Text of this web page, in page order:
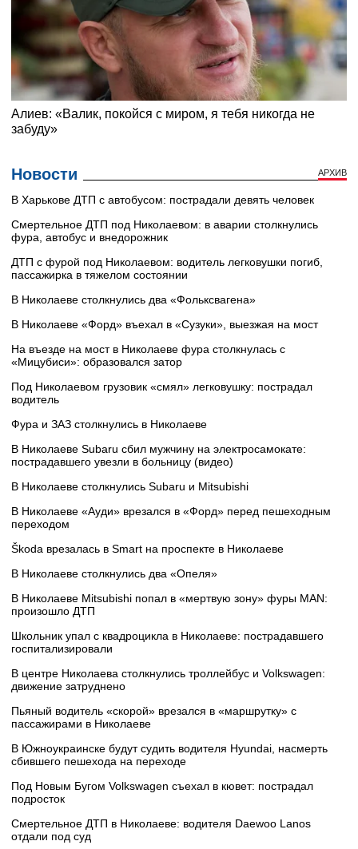
Новости АРХИВ
В Харькове ДТП с автобусом: пострадали девять человек
Смертельное ДТП под Николаевом: в аварии столкнулись
фура, автобус и внедорожник
ДТП с фурой под Николаевом: водитель легковушки погиб,
пассажирка в тяжелом состоянии
В Николаеве столкнулись два «Фольксвагена»
В Николаеве «Форд» въехал в «Сузуки», выезжая на мост
На въезде на мост в Николаеве фура столкнулась с
«Мицубиси»: образовался затор
Под Николаевом грузовик «смял» легковушку: пострадал
водитель
Фура и ЗАЗ столкнулись в Николаеве
В Николаеве Subaru сбил мужчину на электросамокате:
пострадавшего увезли в больницу (видео)
В Николаеве столкнулись Subaru и Mitsubishi
В Николаеве «Ауди» врезался в «Форд» перед пешеходным
переходом
Škoda врезалась в Smart на проспекте в Николаеве
В Николаеве столкнулись два «Опеля»
В Николаеве Mitsubishi попал в «мертвую зону» фуры MAN:
произошло ДТП
Школьник упал с квадроцикла в Николаеве: пострадавшего
госпитализировали
В центре Николаева столкнулись троллейбус и Volkswagen:
движение затруднено
Пьяный водитель «скорой» врезался в «маршрутку» с
пассажирами в Николаеве
В Южноукраинске будут судить водителя Hyundai, насмерть
сбившего пешехода на переходе
Под Новым Бугом Volkswagen съехал в кювет: пострадал
подросток
Смертельное ДТП в Николаеве: водителя Daewoo Lanos
отдали под суд